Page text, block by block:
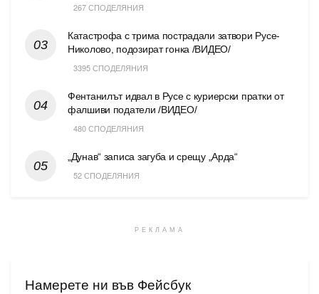
267 СПОДЕЛЯНИЯ
Катастрофа с трима пострадали затвори Русе-
Николово, подозират гонка /ВИДЕО/
3395 СПОДЕЛЯНИЯ
Фентанилът идвал в Русе с куриерски пратки от
фалшиви податели /ВИДЕО/
480 СПОДЕЛЯНИЯ
„Дунав“ записа загуба и срещу „Арда“
52 СПОДЕЛЯНИЯ
РЕКЛАМА
Намерете ни във Фейсбук